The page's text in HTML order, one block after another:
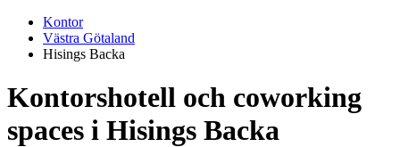
Kontor
Västra Götaland
Hisings Backa
Kontorshotell och coworking
spaces i Hisings Backa